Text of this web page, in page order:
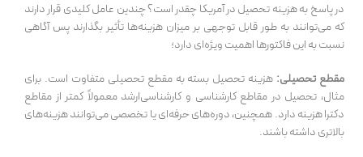
در پاسخ به هزینه تحصیل در آمریکا چقدر است؟ چندین عامل کلیدی قرار دارند
که می‌توانند به طور قابل توجهی بر میزان هزینه‌ها تأثیر بگذارند پس آگاهی
نسبت به این فاکتورها اهمیت ویژه‌ای دارد؛
مقطع تحصیلی: هزینه تحصیل بسته به مقطع تحصیلی متفاوت است. برای
مثال، تحصیل در مقاطع کارشناسی و کارشناسی‌ارشد معمولاً کمتر از مقاطع
دکترا هزینه دارد. همچنین، دوره‌های حرفه‌ای یا تخصصی می‌توانند هزینه‌های
بالاتری داشته باشند.